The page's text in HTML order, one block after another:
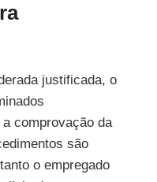
justificada, o
comprovação da
são
o empregado